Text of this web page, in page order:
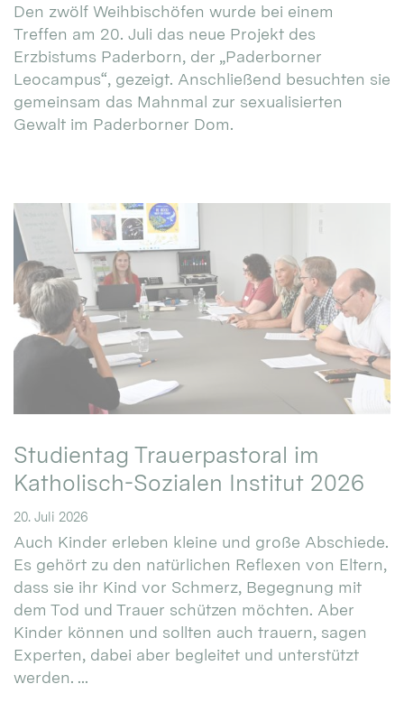
Den zwölf Weihbischöfen wurde bei einem
Treffen am 20. Juli das neue Projekt des
Erzbistums Paderborn, der „Paderborner
Leocampus“, gezeigt. Anschließend besuchten sie
gemeinsam das Mahnmal zur sexualisierten
Gewalt im Paderborner Dom.
Studientag Trauerpastoral im
Katholisch-Sozialen Institut 2026
20. Juli 2026
Auch Kinder erleben kleine und große Abschiede.
Es gehört zu den natürlichen Reflexen von Eltern,
dass sie ihr Kind vor Schmerz, Begegnung mit
dem Tod und Trauer schützen möchten. Aber
Kinder können und sollten auch trauern, sagen
Experten, dabei aber begleitet und unterstützt
werden. ...